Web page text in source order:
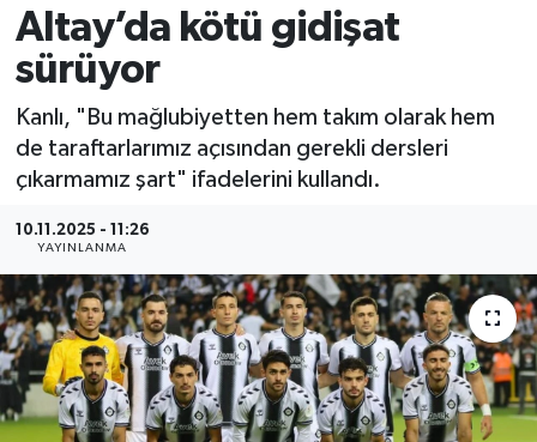
Altay’da kötü gidişat
sürüyor
Kanlı, "Bu mağlubiyetten hem takım olarak hem
de taraftarlarımız açısından gerekli dersleri
çıkarmamız şart" ifadelerini kullandı.
10.11.2025 - 11:26
YAYINLANMA
İZMİR
ÖZEL HABER
POLİTİKA
Programlar
SPOR
YAŞAM